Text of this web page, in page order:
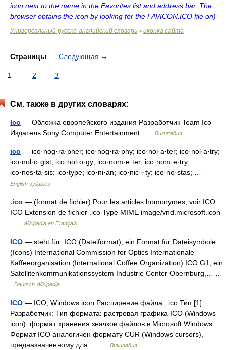
icon next to the name in the Favorites list and address bar. The
browser obtains the icon by looking for the FAVICON.ICO file on)
Универсальный русско-английский словарь > иконка сайта
Страницы Следующая →
1 2 3
См. также в других словарях:
Ico — Обложка европейского издания Разработчик Team Ico
Издатель Sony Computer Entertainment …
Википедия
ico — ico·nog·ra·pher; ico·nog·ra·phy; ico·nol·a·ter; ico·nol·a·try;
ico·nol·o·gist; ico·nol·o·gy; ico·nom·e·ter; ico·nom·e·try;
ico·nos·ta·sis; ico·type; ico·ni·an; ico·nic·i·ty; ico·no·stas; …
English syllables
.ico — (format de fichier) Pour les articles homonymes, voir ICO.
ICO Extension de fichier .ico Type MIME image/vnd.microsoft.icon
Wikipédia en Français
ICO — steht für: ICO (Dateiformat), ein Format für Dateisymbole
(Icons) International Commission for Optics Internationale
Kaffeeorganisation (International Coffee Organization) ICO G1, ein
Satellitenkommunikationssystem Industrie Center Obernburg,… …
Deutsch Wikipedia
ICO — ICO, Windows icon Расширение файла: .ico Тип [1]
Разработчик: Тип формата: растровая графика ICO (Windows
icon) формат хранения значков файлов в Microsoft Windows.
Формат ICO аналогичен формату CUR (Windows cursors),
предназначенному для… …
Википедия